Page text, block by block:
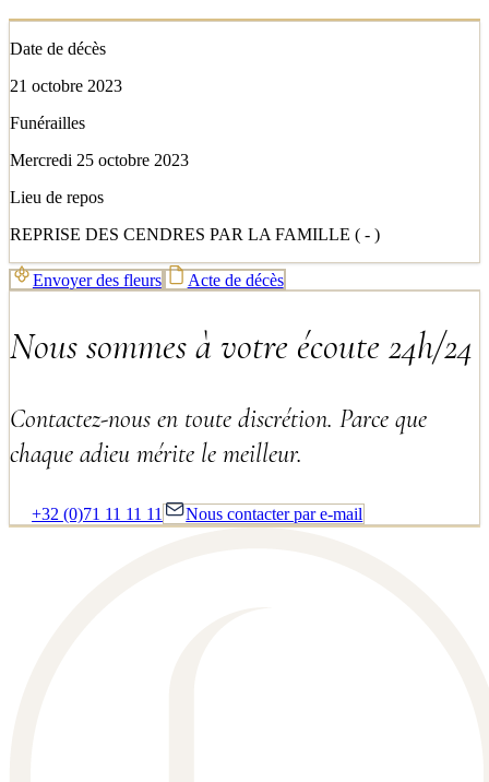
Date de décès
21 octobre 2023
Funérailles
Mercredi 25 octobre 2023
Lieu de repos
REPRISE DES CENDRES PAR LA FAMILLE ( - )
Envoyer des fleurs Acte de décès
Nous sommes à votre écoute 24h/24
Contactez-nous en toute discrétion. Parce que
chaque adieu mérite le meilleur.
+32 (0)71 11 11 11 Nous contacter par e-mail